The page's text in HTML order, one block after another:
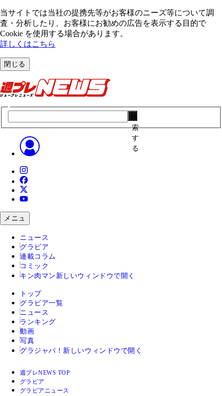
当サイトでは当社の提携先等がお客様のニーズ等について調
査・分析したり、お客様にお勧めの広告を表⽰する⽬的で
Cookie を使⽤する場合があります。
詳しくはこちら
閉じる
索
す
る
メニュ
ニュース
グラビア
連載コラム
コミック
キン肉マン 新しいウィンドウで開く
トップ
グラビア一覧
ニュース
ランキング
動画
写真
グラジャパ！ 新しいウィンドウで開く
週プレNEWS TOP
グラビア
グラビアニュース